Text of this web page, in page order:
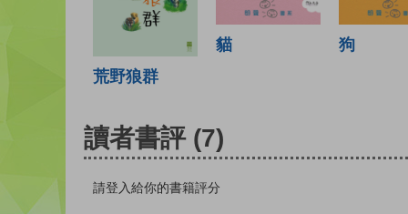
荒野狼群
貓 狗
讀者書評 (7)
請登入給你的書籍評分